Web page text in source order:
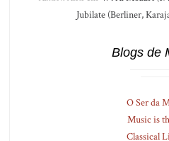
Jubilate (Berliner,
Blogs de
O Ser da
Music is
Classical